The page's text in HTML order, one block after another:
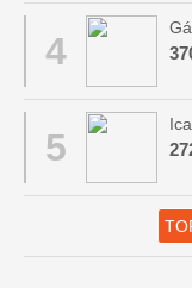
4
5